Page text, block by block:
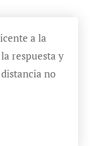
a la
respuesta y
no